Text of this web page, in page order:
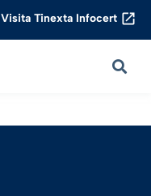
Visita Tinexta Infocert